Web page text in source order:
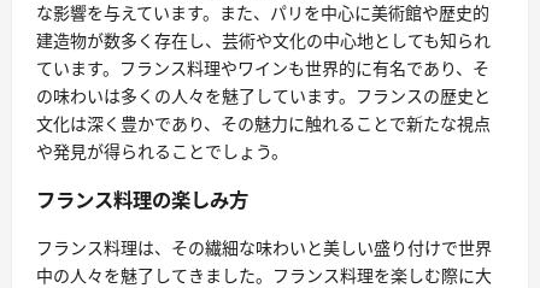
な影響を与えています。また、パリを中心に美術館や歴史的
建造物が数多く存在し、芸術や文化の中心地としても知られ
ています。フランス料理やワインも世界的に有名であり、そ
の味わいは多くの人々を魅了しています。フランスの歴史と
文化は深く豊かであり、その魅力に触れることで新たな視点
や発見が得られることでしょう。
フランス料理の楽しみ方
フランス料理は、その繊細な味わいと美しい盛り付けで世界
中の人々を魅了してきました。フランス料理を楽しむ際に大